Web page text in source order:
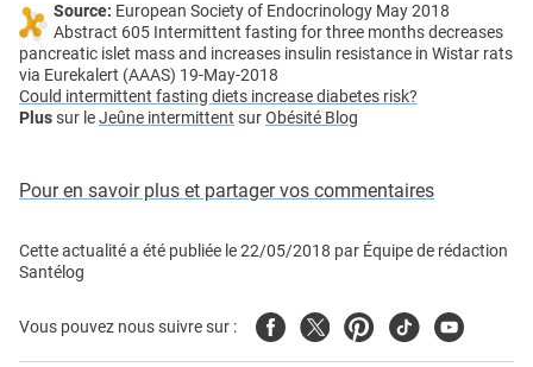
Source: European Society of Endocrinology May 2018
Abstract 605 Intermittent fasting for three months decreases
pancreatic islet mass and increases insulin resistance in Wistar rats
via Eurekalert (AAAS) 19-May-2018
Could intermittent fasting diets increase diabetes risk?
Plussur leJeûne intermittent surObésité Blog
Pour en savoir plus et partager vos commentaires
Cette actualité a été publiée le22/05/2018 par Équipe de rédaction
Santélog
Vous pouvez nous suivre sur : FacebookTwitterPinterest
TiktokYoutube